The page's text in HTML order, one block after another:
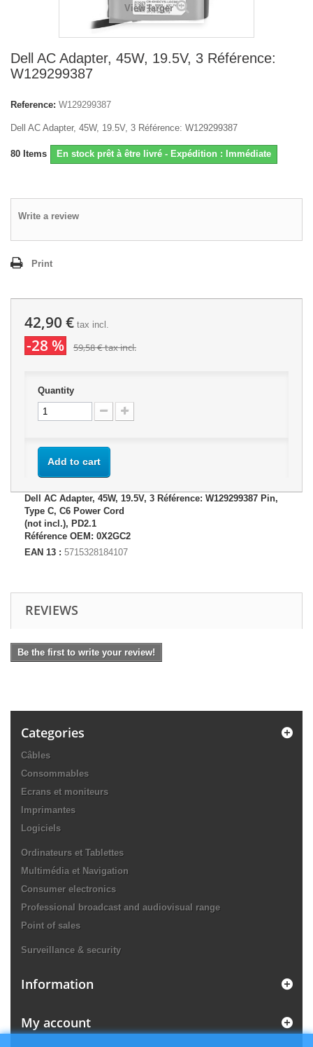
View larger
Dell AC Adapter, 45W, 19.5V, 3 Référence:
W129299387
Reference: W129299387
Dell AC Adapter, 45W, 19.5V, 3 Référence: W129299387
80 Items En stock prêt à être livré - Expédition : Immédiate
Write a review
Print
42,90 € tax incl.
-28 % 59,58 €tax incl.
Quantity
Add to cart
Dell AC Adapter, 45W, 19.5V, 3 Référence: W129299387 Pin,
Type C, C6 Power Cord
(not incl.), PD2.1
Référence OEM: 0X2GC2
EAN 13 : 5715328184107
REVIEWS
Be the first to write your review!
Categories
Câbles
Consommables
Ecrans et moniteurs
Imprimantes
Logiciels
Ordinateurs et Tablettes
Multimédia et Navigation
Consumer electronics
Professional broadcast and audiovisual range
Point of sales
Surveillance & security
Information
My account